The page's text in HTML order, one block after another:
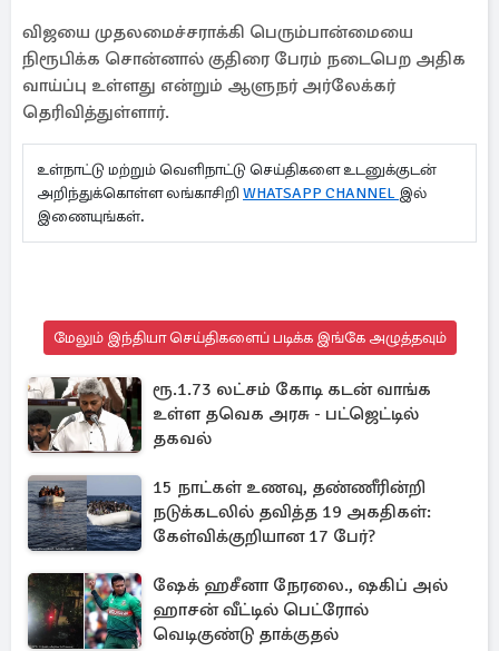
விஜயை முதலமைச்சராக்கி பெரும்பான்மையை
நிரூபிக்க சொன்னால் குதிரை பேரம் நடைபெற அதிக
வாய்ப்பு உள்ளது என்றும் ஆளுநர் அர்லேக்கர்
தெரிவித்துள்ளார்.
உள்நாட்டு மற்றும் வெளிநாட்டு செய்திகளை உடனுக்குடன்
அறிந்துக்கொள்ள லங்காசிறி WHATSAPP CHANNEL இல்
இணையுங்கள்.
மேலும் இந்தியா செய்திகளைப் படிக்க இங்கே அழுத்தவும்
ரூ.1.73 லட்சம் கோடி கடன் வாங்க
உள்ள தவெக அரசு - பட்ஜெட்டில்
தகவல்
15 நாட்கள் உணவு, தண்ணீரின்றி
நடுக்கடலில் தவித்த 19 அகதிகள்:
கேள்விக்குறியான 17 பேர்?
ஷேக் ஹசீனா நேரலை., ஷகிப் அல்
ஹாசன் வீட்டில் பெட்ரோல்
வெடிகுண்டு தாக்குதல்